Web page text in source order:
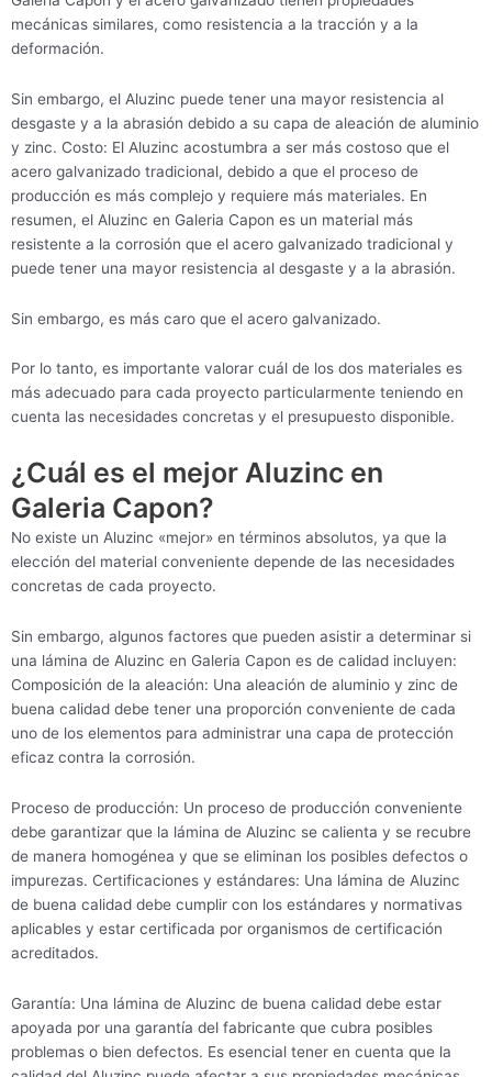
mecánicas similares, como resistencia a la tracción y a la
deformación.
Sin embargo, el Aluzinc puede tener una mayor resistencia al
desgaste y a la abrasión debido a su capa de aleación de aluminio
y zinc. Costo: El Aluzinc acostumbra a ser más costoso que el
acero galvanizado tradicional, debido a que el proceso de
producción es más complejo y requiere más materiales. En
resumen, el Aluzinc en Galeria Capon es un material más
resistente a la corrosión que el acero galvanizado tradicional y
puede tener una mayor resistencia al desgaste y a la abrasión.
Sin embargo, es más caro que el acero galvanizado.
Por lo tanto, es importante valorar cuál de los dos materiales es
más adecuado para cada proyecto particularmente teniendo en
cuenta las necesidades concretas y el presupuesto disponible.
¿Cuál es el mejor Aluzinc en
Galeria Capon?
No existe un Aluzinc «mejor» en términos absolutos, ya que la
elección del material conveniente depende de las necesidades
concretas de cada proyecto.
Sin embargo, algunos factores que pueden asistir a determinar si
una lámina de Aluzinc en Galeria Capon es de calidad incluyen:
Composición de la aleación: Una aleación de aluminio y zinc de
buena calidad debe tener una proporción conveniente de cada
uno de los elementos para administrar una capa de protección
eficaz contra la corrosión.
Proceso de producción: Un proceso de producción conveniente
debe garantizar que la lámina de Aluzinc se calienta y se recubre
de manera homogénea y que se eliminan los posibles defectos o
impurezas. Certificaciones y estándares: Una lámina de Aluzinc
de buena calidad debe cumplir con los estándares y normativas
aplicables y estar certificada por organismos de certificación
acreditados.
Garantía: Una lámina de Aluzinc de buena calidad debe estar
apoyada por una garantía del fabricante que cubra posibles
problemas o bien defectos. Es esencial tener en cuenta que la